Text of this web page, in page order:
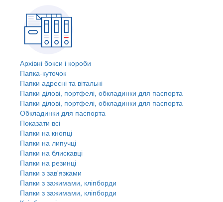
Архівні бокси і короби
Папка-куточок
Папки адресні та вітальні
Папки ділові, портфелі, обкладинки для паспорта
Папки ділові, портфелі, обкладинки для паспорта
Обкладинки для паспорта
Показати всі
Папки на кнопці
Папки на липучці
Папки на блискавці
Папки на резинці
Папки з зав'язками
Папки з зажимами, кліпборди
Папки з зажимами, кліпборди